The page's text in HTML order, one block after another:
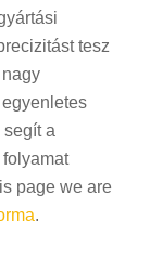
tesz
segít a
page we are
.